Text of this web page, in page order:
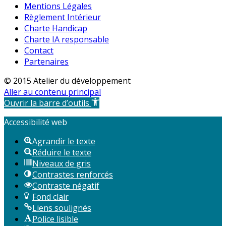
Mentions Légales
Règlement Intérieur
Charte Handicap
Charte IA responsable
Contact
Partenaires
© 2015 Atelier du développement
Aller au contenu principal
Ouvrir la barre d’outils
Accessibilité web
Agrandir le texte
Réduire le texte
Niveaux de gris
Contrastes renforcés
Contraste négatif
Fond clair
Liens soulignés
Police lisible